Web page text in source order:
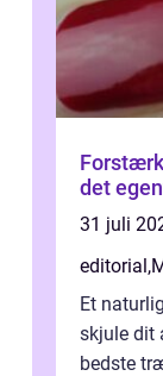
det
31 juli
editorial,
Et
skjule dit
bedste